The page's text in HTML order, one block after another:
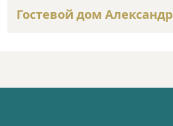
Гостевой дом Александр